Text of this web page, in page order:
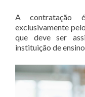
A contratação
exclusivamente
que deve ser
instituição de